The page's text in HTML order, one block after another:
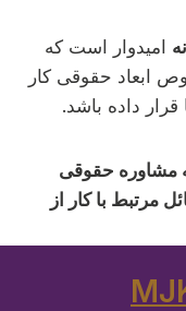
امیدوار است که
ابعاد حقوقی کار
داده باشد.
مشاوره حقوقی
با کار از